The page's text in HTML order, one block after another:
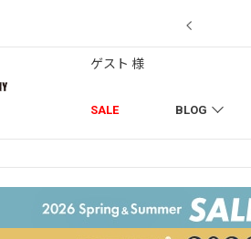
SALE BLOG
ゲスト 様